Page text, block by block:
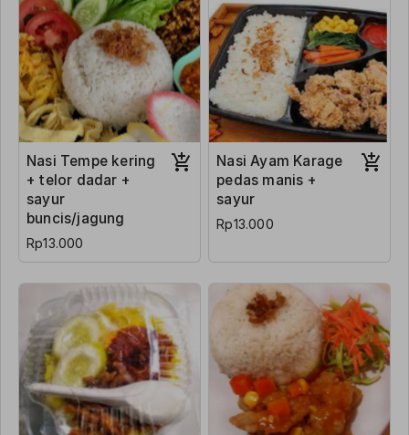
Nasi Tempe kering
+ telor dadar +
sayur
buncis/jagung
Rp13.000
Nasi Ayam Karage
pedas manis +
sayur
Rp13.000